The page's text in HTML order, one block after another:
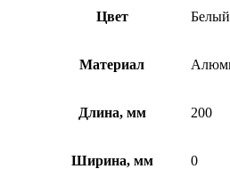
Цвет Белый
Материал
Длина, мм 200
Ширина, мм 0